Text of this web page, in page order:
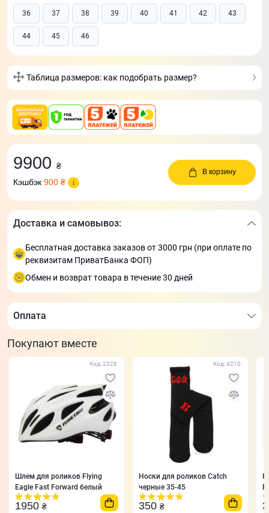
36 37 38 39 40 41 42 43
44 45 46
Таблица размеров: как подобрать размер?
9900 ₴
Кэшбэк 900 ₴
В корзину
Доставка и самовывоз:
Бесплатная доставка заказов от 3000 грн (при оплате по
реквизитам ПриватБанка ФОП)
Обмен и возврат товара в течение 30 дней
Оплата
Покупают вместе
Код: 2328
Шлем для роликов Flying
Eagle Fast Forward белый
1950 ₴
Код: 4210
Носки для роликов Catch
черные 35-45
350 ₴